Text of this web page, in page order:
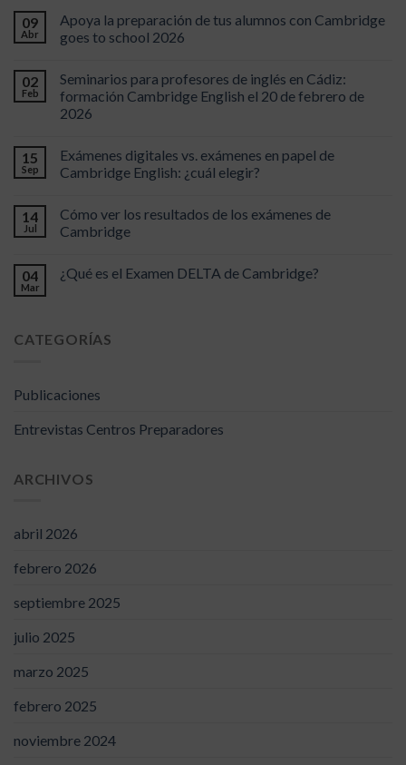
09
Abr
Apoya la preparación de tus alumnos con Cambridge
goes to school 2026
02
Feb
Seminarios para profesores de inglés en Cádiz:
formación Cambridge English el 20 de febrero de
2026
15
Sep
Exámenes digitales vs. exámenes en papel de
Cambridge English: ¿cuál elegir?
14
Jul
Cómo ver los resultados de los exámenes de
Cambridge
04
Mar
¿Qué es el Examen DELTA de Cambridge?
CATEGORÍAS
Publicaciones
Entrevistas Centros Preparadores
ARCHIVOS
abril 2026
febrero 2026
septiembre 2025
julio 2025
marzo 2025
febrero 2025
noviembre 2024